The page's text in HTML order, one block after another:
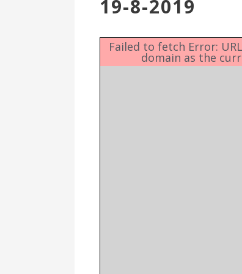
Επιτροπή
Ενότητες
19-8-2019
Failed to fetch Error:
domain as the